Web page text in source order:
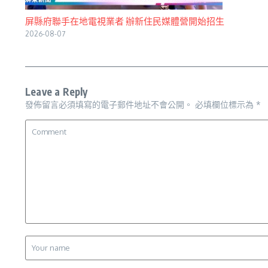
屏縣府聯手在地電視業者 辦新住民媒體營開始招生
2026-08-07
Leave a Reply
發佈留言必須填寫的電子郵件地址不會公開。 必填欄位標示為 *